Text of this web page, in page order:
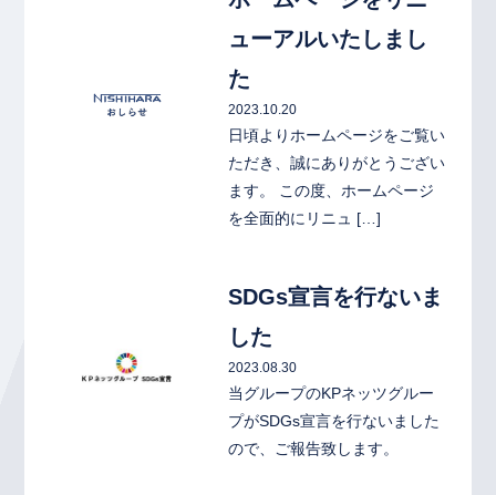
ューアルいたしまし
た
2023.10.20
日頃よりホームページをご覧い
ただき、誠にありがとうござい
ます。 この度、ホームページ
を全面的にリニュ […]
SDGs宣言を行ないま
した
2023.08.30
当グループのKPネッツグルー
プがSDGs宣言を行ないました
ので、ご報告致します。